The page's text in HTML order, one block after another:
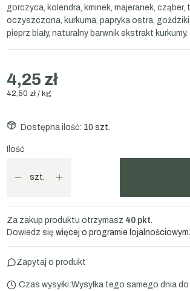
gorczyca, kolendra, kminek, majeranek, cząber,
oczyszczona, kurkuma, papryka ostra,
pieprz biały, naturalny barwnik ekstrakt kurkumy.
4,25 zł
42,50 zł / kg
Dostępna ilość: 10 szt.
Ilość
szt.
Za zakup produktu otrzymasz 40 pkt.
Dowiedz się więcej o programie lojalnościowym.
Zapytaj o produkt
Czas wysyłki:Wysyłka tego samego dnia do